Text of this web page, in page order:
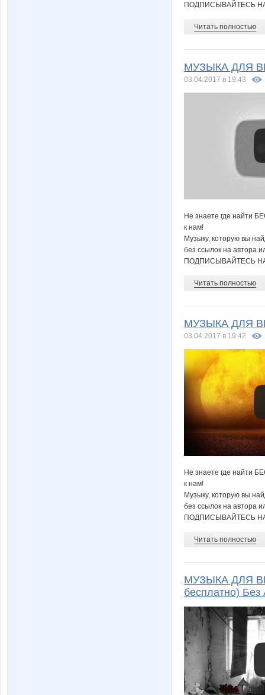
ПОДПИСЫВАЙТЕСЬ
Читать полностью
МУЗЫКА ДЛЯ
03.04.2017 в 19:43
Не знаете где найти
к нам!
Музыку, которую вы
без ссылок на автора
ПОДПИСЫВАЙТЕСЬ
Читать полностью
МУЗЫКА ДЛЯ
03.04.2017 в 19:42
Не знаете где найти
к нам!
Музыку, которую вы
без ссылок на автора
ПОДПИСЫВАЙТЕСЬ
Читать полностью
МУЗЫКА ДЛЯ
бесплатно)